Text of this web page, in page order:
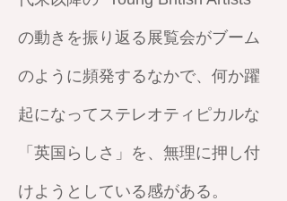
の動きを振り返る展覧会がブーム
のように頻発するなかで、何か躍
起になってステレオティピカルな
「英国らしさ」を、無理に押し付
けようとしている感がある。